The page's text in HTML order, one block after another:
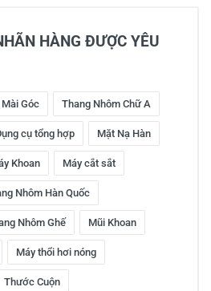
HÀNG ĐƯỢC YÊU
Mài Góc Thang Nhôm Chữ A
cụ tổng hợp Mặt Nạ Hàn
Khoan Máy cắt sắt
Nhôm Hàn Quốc
Nhôm Ghế Mũi Khoan
Máy thổi hơi nóng
Thước Cuộn